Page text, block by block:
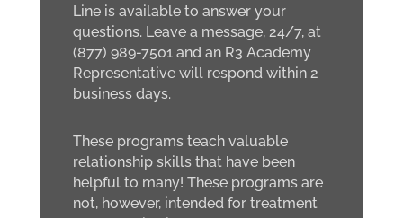
Line is available to answer your
questions. Leave a message, 24/7, at
(877) 989-7501 and an R3 Academy
Representative will respond within 2
business days.
These programs teach valuable
relationship skills that have been
helpful to many! These programs are
not, however, intended for treatment